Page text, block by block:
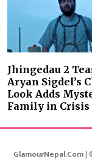
Jhingedau 2
Aryan Sigdel’s
Look Adds
Family in Crisis
GlamourNepal.Com|